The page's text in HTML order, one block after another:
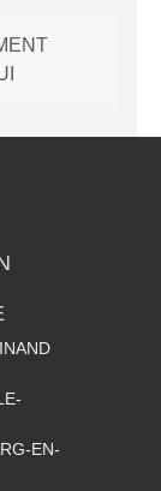
EN-